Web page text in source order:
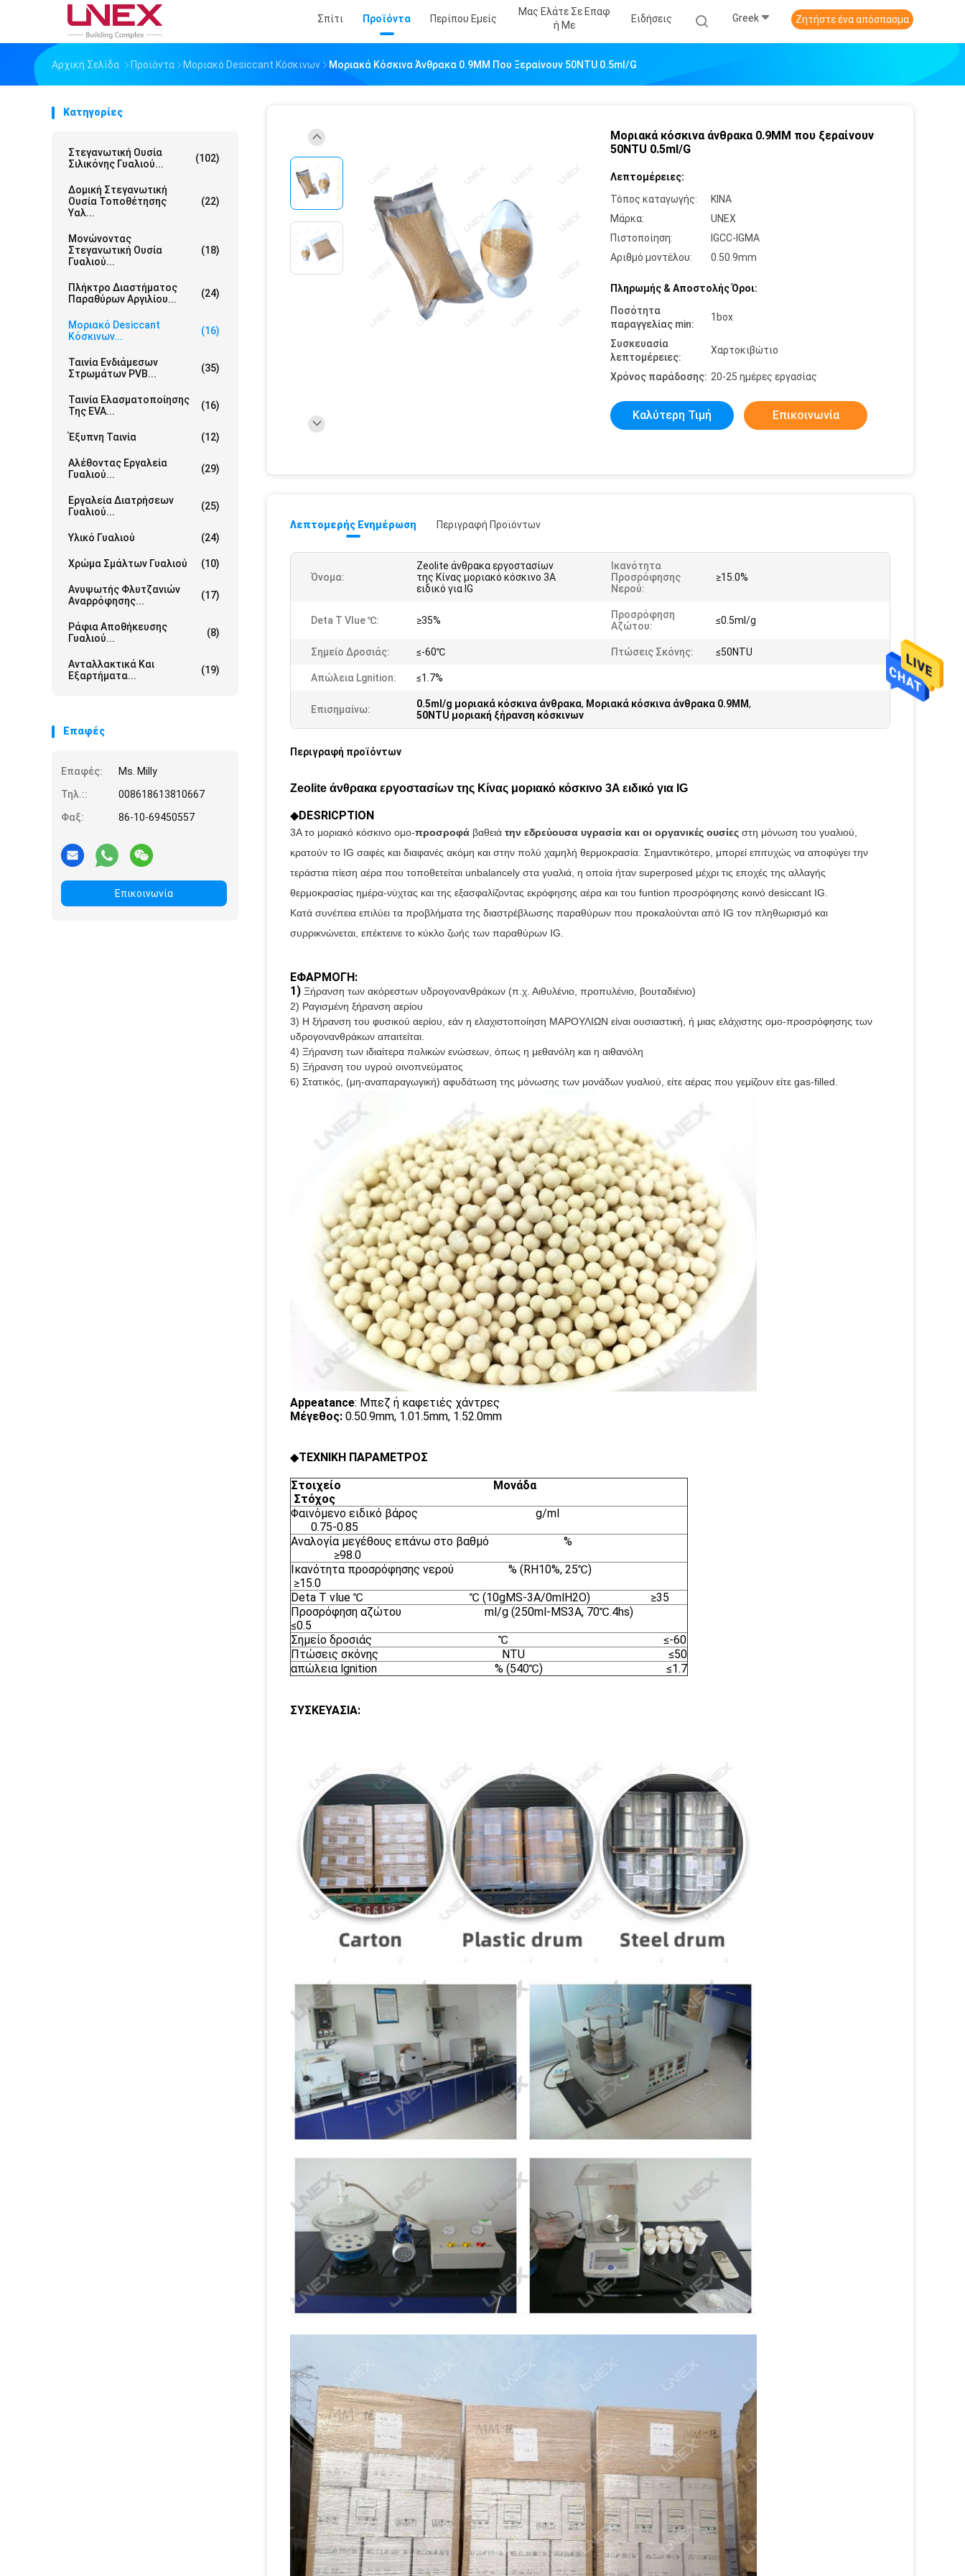
Σπίτι Προϊόντα Περίπου Εμείς
Μας Ελάτε Σε Επαφ
Ή Με
Ειδήσεις Greek Ζητήστε ένα απόσπασμα
Αρχική Σελίδα Προϊόντα Μοριακό Desiccant Κόσκινων Μοριακά Κόσκινα Άνθρακα 0.9MM Που Ξεραίνουν 50NTU 0.5ml/G
Κατηγορίες
Στεγανωτική Ουσία
Σιλικόνης Γυαλιού...
(102)
Δομική Στεγανωτική
Ουσία Τοποθέτησης
Υαλ...
(22)
Μονώνοντας
Στεγανωτική Ουσία
Γυαλιού...
(18)
Πλήκτρο Διαστήματος
Παραθύρων Αργιλίου...
(24)
Μοριακό Desiccant
Κόσκινων...
(16)
Ταινία Ενδιάμεσων
Στρωμάτων PVB...
(35)
Ταινία Ελασματοποίησης
Της EVA...
(16)
Έξυπνη Ταινία (12)
Αλέθοντας Εργαλεία
Γυαλιού...
(29)
Εργαλεία Διατρήσεων
Γυαλιού...
(25)
Υλικό Γυαλιού (24)
Χρώμα Σμάλτων Γυαλιού (10)
Ανυψωτής Φλυτζανιών
Αναρρόφησης...
(17)
Ράφια Αποθήκευσης
Γυαλιού...
(8)
Ανταλλακτικά Και
Εξαρτήματα...
(19)
Επαφές
Επαφές:
Ms. Milly
Τηλ.::
008618613810667
Φαξ:
86-10-69450557
Επικοινωνία
Μοριακά κόσκινα άνθρακα 0.9MM που ξεραίνουν
50NTU 0.5ml/G
Λεπτομέρειες:
Τόπος καταγωγής:
ΚΙΝΑ
Μάρκα:
UNEX
Πιστοποίηση:
IGCC-IGMA
Αριθμό μοντέλου:
0.50.9mm
Πληρωμής & Αποστολής Όροι:
Ποσότητα
παραγγελίας min:
1box
Συσκευασία
λεπτομέρειες:
Χαρτοκιβώτιο
Χρόνος παράδοσης: 20-25 ημέρες εργασίας
Καλύτερη Τιμή Επικοινωνία
Λεπτομερής Ενημέρωση Περιγραφή Προϊόντων
Όνομα:
Zeolite άνθρακα εργοστασίων
της Κίνας μοριακό κόσκινο 3A
ειδικό για IG
Ικανότητα
Προσρόφησης
Νερού:
≥15.0%
Deta Τ Vlue ℃: ≥35%
Προσρόφηση
Αζώτου:
≤0.5ml/g
Σημείο Δροσιάς: ≤-60℃ Πτώσεις Σκόνης: ≤50NTU
Απώλεια Lgnition: ≤1.7%
Επισημαίνω: 0.5ml/g μοριακά κόσκινα άνθρακα, Μοριακά κόσκινα άνθρακα 0.9MM,
50NTU μοριακή ξήρανση κόσκινων
Περιγραφή προϊόντων
Zeolite άνθρακα εργοστασίων της Κίνας μοριακό κόσκινο 3A ειδικό για IG
◆DESRICPTION
3A το μοριακό κόσκινο ομο-προσροφά βαθειά την εδρεύουσα υγρασία και οι οργανικές ουσίες στη μόνωση του γυαλιού,
κρατούν το IG σαφές και διαφανές ακόμη και στην πολύ χαμηλή θερμοκρασία. Σημαντικότερο, μπορεί επιτυχώς να αποφύγει την
τεράστια πίεση αέρα που τοποθετείται unbalancely στα γυαλιά, η οποία ήταν superposed μέχρι τις εποχές της αλλαγής
θερμοκρασίας ημέρα-νύχτας και της εξασφαλίζοντας εκρόφησης αέρα και του funtion προσρόφησης κοινό desiccant IG.
Κατά συνέπεια επιλύει τα προβλήματα της διαστρέβλωσης παραθύρων που προκαλούνται από IG τον πληθωρισμό και
συρρικνώνεται, επέκτεινε το κύκλο ζωής των παραθύρων IG.
ΕΦΑΡΜΟΓΗ:
1) Ξήρανση των ακόρεστων υδρογονανθράκων (π.χ. Αιθυλένιο, προπυλένιο, βουταδιένιο)
2) Ραγισμένη ξήρανση αερίου
3) Η ξήρανση του φυσικού αερίου, εάν η ελαχιστοποίηση ΜΑΡΟΥΛΙΩΝ είναι ουσιαστική, ή μιας ελάχιστης ομο-προσρόφησης των
υδρογονανθράκων απαιτείται.
4) Ξήρανση των ιδιαίτερα πολικών ενώσεων, όπως η μεθανόλη και η αιθανόλη
5) Ξήρανση του υγρού οινοπνεύματος
6) Στατικός, (μη-αναπαραγωγική) αφυδάτωση της μόνωσης των μονάδων γυαλιού, είτε αέρας που γεμίζουν είτε gas-filled.
Appeatance: Μπεζ ή καφετιές χάντρες
Μέγεθος: 0.50.9mm, 1.01.5mm, 1.52.0mm
◆ΤΕΧΝΙΚΗ ΠΑΡΑΜΕΤΡΟΣ
Στοιχείο Μονάδα
Στόχος
Φαινόμενο ειδικό βάρος g/ml
0.75-0.85
Αναλογία μεγέθους επάνω στο βαθμό %
≥98.0
Ικανότητα προσρόφησης νερού % (RH10%, 25℃)
≥15.0
Deta Τ vlue ℃ ℃ (10gMS-3A/0mlH2O) ≥35
Προσρόφηση αζώτου ml/g (250ml-MS3A, 70℃.4hs)
≤0.5
Σημείο δροσιάς ℃ ≤-60
Πτώσεις σκόνης NTU ≤50
απώλεια lgnition % (540℃) ≤1.7
ΣΥΣΚΕΥΑΣΙΑ: